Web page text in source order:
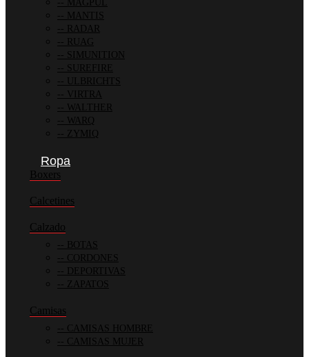
MAGPUL
MANTIS
RADAR
RUAG
SIMUNITION
SUREFIRE
ULBRICHTS
VIRTRA
WALTHER
WARQ
ZYMIQ
Ropa
Boxers
Calcetines
Calzado
BOTAS
CORDONES
DEPORTIVAS
ZAPATOS
Camisas
CAMISAS HOMBRE
CAMISAS MUJER